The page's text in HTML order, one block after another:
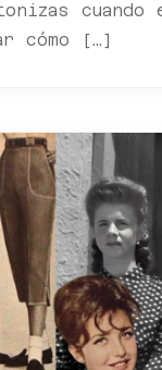
cómo […]